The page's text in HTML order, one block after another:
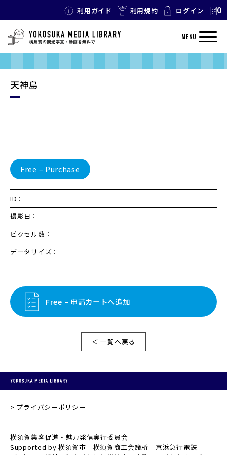
利用ガイド 利用規約 ログイン 0
MENU
天神島
Free – Purchase
ID：
撮影日：
ピクセル数：
データサイズ：
Free – 申請カートへ追加
＜ 一覧へ戻る
プライバシーポリシー
横須賀集客促進・魅力発信実行委員会
Supported by 横須賀市 横須賀商工会議所 京浜急行電鉄